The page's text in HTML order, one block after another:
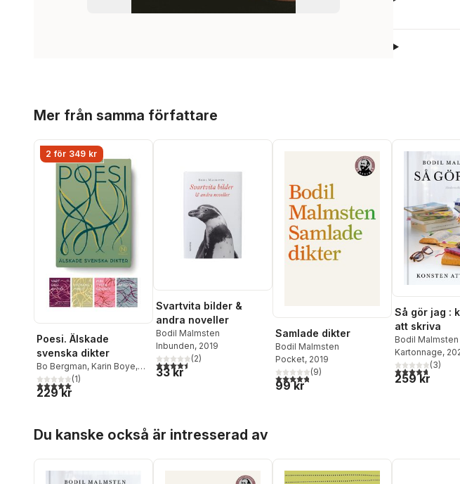
Mer från samma författare
2 för 349 kr
Poesi. Älskade
svenska dikter
Bo Bergman, Karin Boye,
Pär Lagerkvist
Malmsten
5,0utav 5 stjärnor. Totalt antal röster:
(1)
229 kr
Svartvita bilder &
andra noveller
Bodil Malmsten
Inbunden, 2019
4,5utav 5 stjärnor. Totalt antal röster:
(2)
33 kr
Samlade dikter
Bodil Malmsten
Pocket, 2019
4,8utav 5 stjärnor. Totalt antal röster:
(9)
99 kr
Så gör jag :
att skriva
Bodil Malmsten
Kartonnage,
4,7utav 5(3)
259 kr
Du kanske också är intresserad av